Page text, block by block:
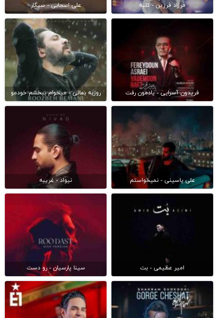
فرزاد فرزین - کلبه علی اصحابی - سیگار
فریدون آسرایی - یادمون رفت روزبه بمانی - میخوام ببخشم خودمو
علی یاسینی - نمیخواستم نیواد - غریبه
امیر عظیمی - بت سینا پارسیان - رو دست